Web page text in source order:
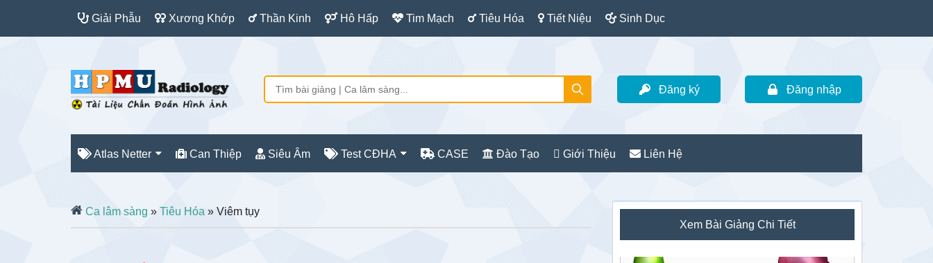
Giải Phẫu Xương Khớp Thần Kinh Hô Hấp Tim Mạch Tiêu Hóa Tiết Niệu Sinh Dục
Đăng ký Đăng nhập
Atlas Netter Can Thiệp Siêu Âm Test CĐHA CASE Đào Tạo Giới Thiệu Liên Hệ
Ca lâm sàng » Tiêu Hóa » Viêm tụy
Sidebar
chính
Xem Bài Giảng Chi Tiết